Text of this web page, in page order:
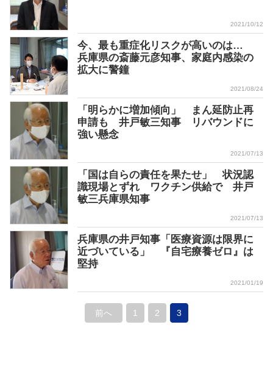
2021/10/12
今、最も重症化リスクが高いのは…
兵庫県の斎藤元彦知事、家庭内感染の
拡大に警鐘
2021/08/24
「明らかに増加傾向」 まん延防止再
申請も 井戸敏三知事 リバウンドに
強い懸念
2021/07/13
「国は自らの責任を果たせ」 状況認
識現場とずれ ワクチン供給で 井戸
敏三兵庫県知事
2021/07/13
兵庫県の井戸知事「医療資源は限界に
近づいている」 『自宅療養ゼロ』は
堅持
2021/01/19
前へ 1 2 3